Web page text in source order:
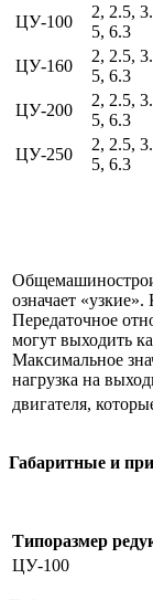
ЦУ-100
2, 2.5,
5, 6.3
ЦУ-160
2, 2.5,
5, 6.3
ЦУ-200
2, 2.5,
5, 6.3
ЦУ-250
2, 2.5,
5, 6.3
означает
Передаточное
могут выходить
Максимальное
нагрузка на
двигателя,
Габаритные и
Типоразмер
ЦУ-100